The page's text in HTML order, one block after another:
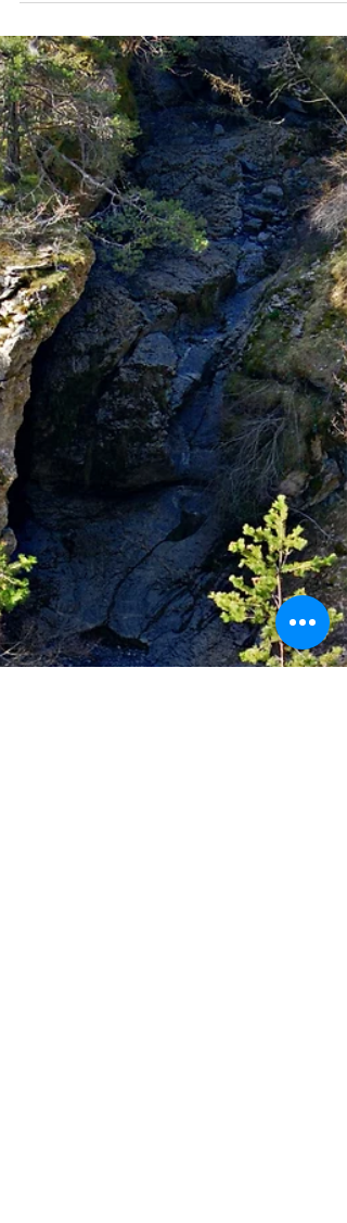
preistorici in
Valle Argentina
– Nel ventre
della Grande
Madre
Grotta è grembo, è ventre materno per molte
culture antiche, ma è anche matrice (dal latino,
matrix = ‘madre, utero’) di tutte le...